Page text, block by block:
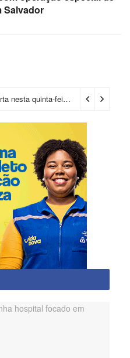
Salvador
Casa do Benin será reaberta nesta quinta-feira (6) 1 dia ago